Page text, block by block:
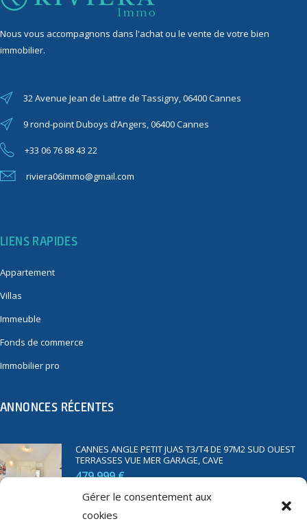
Gérer le consentement aux
cookies
Nous vous accompagnons dans l'achat ou le vente de votre bien
immobilier.
32 Avenue Jean de Lattre de Tassigny, 06400 Cannes
9 rond-point Duboys d’Angers, 06400 Cannes
+33 06 76 88 43 22
riviera06immo@gmail.com
LIENS RAPIDES
Appartement
Villas
Immeuble
Fonds de commerce
Immobilier pro
ANNONCES RÉCENTES
CANNES ANGLE PETIT JUAS T3/T4 DE 97M2 SUD OUEST
TERRASSES VUE MER GARAGE, CAVE
479 999 €